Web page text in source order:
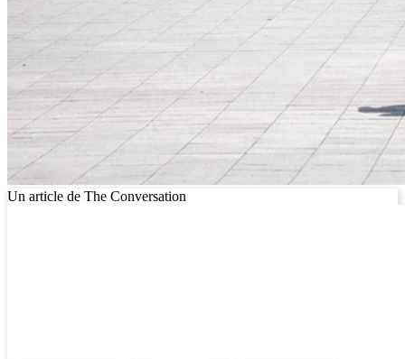
Un article de The Conversation